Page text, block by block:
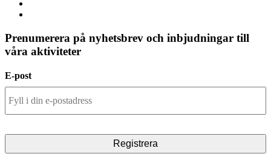
Prenumerera på nyhetsbrev och inbjudningar till
våra aktiviteter
E-post